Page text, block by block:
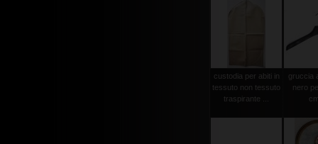
custodia per abiti in
tessuto non tessuto
traspirante ...
gruccia
nero